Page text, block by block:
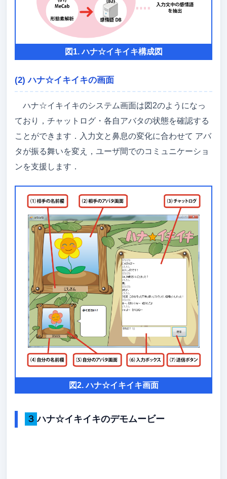
図1. ハナ☆イキイキ構成図
(2) ハナ☆イキイキの画面
ハナ☆イキイキのシステム画面は図2のようになっ
ており，チャットログ・各自アバタの状態を確認する
ことができます．入力文と鼻息の変化に合わせて アバ
タが振る舞いを変え，ユーザ間でのコミュニケーショ
ンを支援します．
図2. ハナ☆イキイキ画面
３ハナ☆イキイキのデモムービー